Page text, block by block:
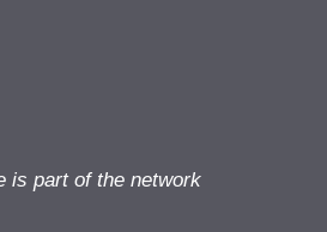
is part of the network